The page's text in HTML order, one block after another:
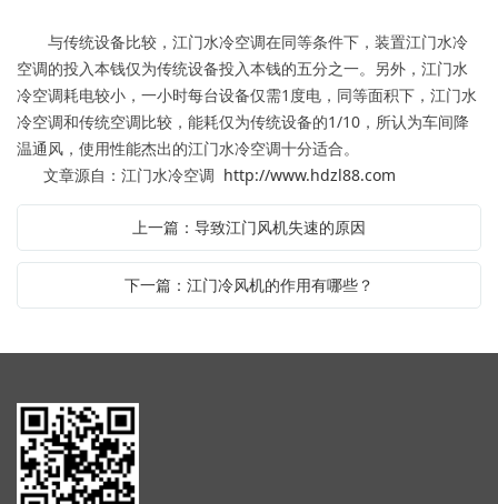
与传统设备比较，江门水冷空调在同等条件下，装置江门水冷
空调的投入本钱仅为传统设备投入本钱的五分之一。另外，江门水
冷空调耗电较小，一小时每台设备仅需1度电，同等面积下，江门水
冷空调和传统空调比较，能耗仅为传统设备的1/10，所认为车间降
温通风，使用性能杰出的江门水冷空调十分适合。
文章源自：江门水冷空调 http://www.hdzl88.com
上一篇：导致江门风机失速的原因
下一篇：江门冷风机的作用有哪些？